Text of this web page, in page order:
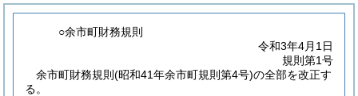
○余市町財務規則
令和3年4月1日
規則第1号
余市町財務規則(昭和41年余市町規則第4号)の全部を改正す
る。